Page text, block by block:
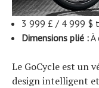
3 999 £ / 4 999 $
Dimensions plié :À
Le GoCycle est un
design intelligent